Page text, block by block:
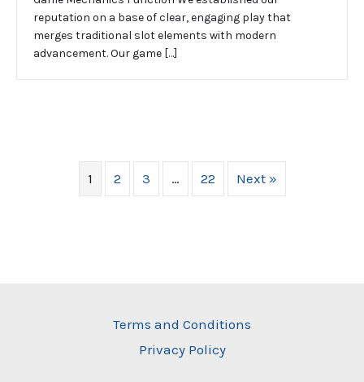
reputation on a base of clear, engaging play that
merges traditional slot elements with modern
advancement. Our game […]
1 2 3 … 22 Next »
Terms and Conditions
Privacy Policy